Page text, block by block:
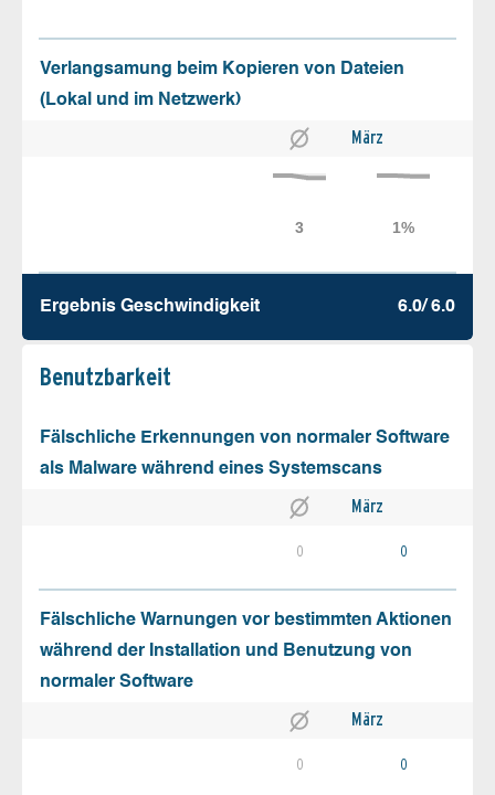
Verlangsamung beim Kopieren von Dateien
(Lokal und im Netzwerk)
März
Ergebnis Geschw­indigkeit 6.0/ 6.0
Benutz­barkeit
Fälschliche Erkennungen von normaler Software
als Malware während eines Systemscans
März
0 0
Fälschliche Warnungen vor bestimmten Aktionen
während der Installation und Benutzung von
normaler Software
März
0 0